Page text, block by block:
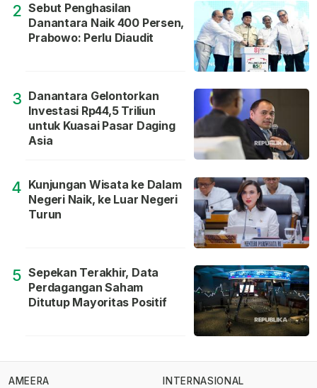
2 Sebut Penghasilan
Danantara Naik 400 Persen,
Prabowo: Perlu Diaudit
3 Danantara Gelontorkan
Investasi Rp44,5 Triliun
untuk Kuasai Pasar Daging
Asia
4 Kunjungan Wisata ke Dalam
Negeri Naik, ke Luar Negeri
Turun
5 Sepekan Terakhir, Data
Perdagangan Saham
Ditutup Mayoritas Positif
AMEERA INTERNASIONAL